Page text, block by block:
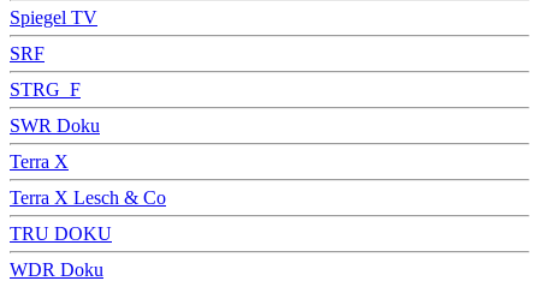
Spiegel TV
SRF
STRG_F
SWR Doku
Terra X
Terra X Lesch & Co
TRU DOKU
WDR Doku